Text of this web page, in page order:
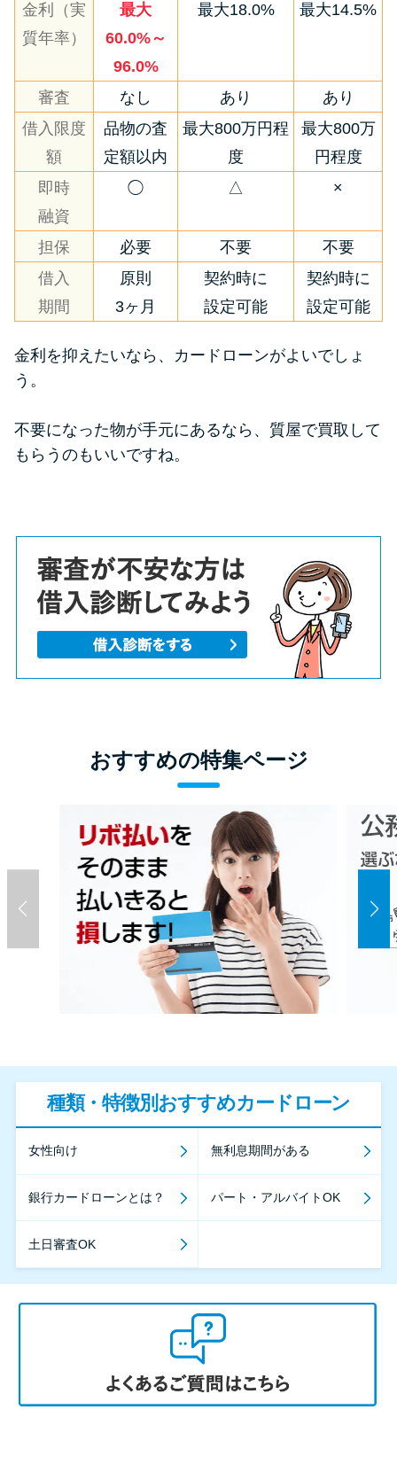
金利（実
質年率）
最大
60.0%～
96.0%
最大18.0% 最大14.5%
審査 なし あり
あり
借入限度
額
品物の査
定額以内
最大800万円程
度
最大800万
円程度
即時
融資
◯ △ ×
担保 必要 不要
不要
借入
期間
原則
3ヶ月
契約時に
設定可能
契約時に
設定可能
金利を抑えたいなら、カードローンがよいでしょ
う。
不要になった物が手元にあるなら、質屋で買取して
もらうのもいいですね。
おすすめの特集ページ
種類・特徴別おすすめカードローン
女性向け 無利息期間がある
銀行カードローンとは？ パート・アルバイトOK
土日審査OK